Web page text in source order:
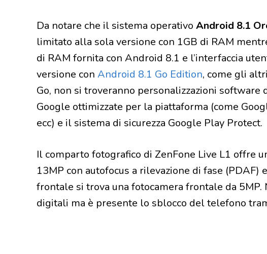
Da notare che il sistema operativo Android 8.1
limitato alla sola versione con 1GB di RAM
di RAM fornita con Android 8.1 e l’interfaccia
versione con Android 8.1 Go Edition, come gli
Go, non si troveranno personalizzazioni
Google ottimizzate per la piattaforma (come
ecc) e il sistema di sicurezza Google Play Protect.
Il comparto fotografico di ZenFone Live L1 offre
13MP con autofocus a rilevazione di fase
frontale si trova una fotocamera frontale da 5MP.
digitali ma è presente lo sblocco del telefono